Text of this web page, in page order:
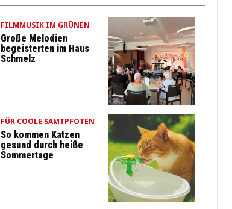
FILMMUSIK IM GRÜNEN
Große Melodien
begeisterten im Haus
Schmelz
FÜR COOLE SAMTPFOTEN
So kommen Katzen
gesund durch heiße
Sommertage